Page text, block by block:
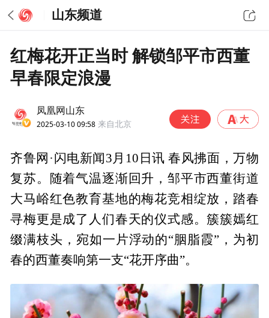
山东频道
红梅花开正当时 解锁邹平市西董
早春限定浪漫
凤凰网山东
2025-03-10 09:58 来自北京
齐鲁网·闪电新闻3月10日讯 春风拂面，万物
复苏。随着气温逐渐回升，邹平市西董街道
大马峪红色教育基地的梅花竞相绽放，踏春
寻梅更是成了人们春天的仪式感。簇簇嫣红
缀满枝头，宛如一片浮动的“胭脂霞”，为初
春的西董奏响第一支“花开序曲”。